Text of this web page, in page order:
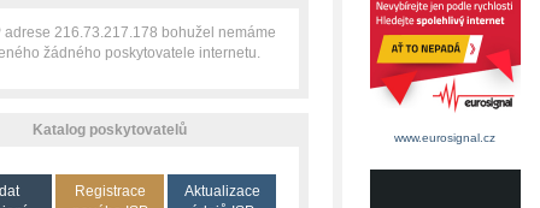
adrese 216.73.217.178 bohužel nemáme
žádného poskytovatele internetu.
Katalog poskytovatelů
Registrace
Aktualizace
www.eurosignal.cz